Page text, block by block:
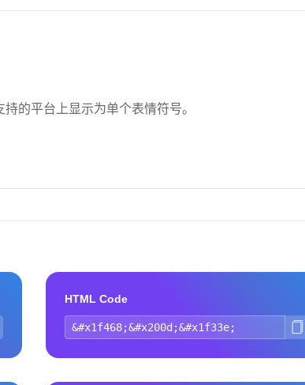
的平台上显示为单个表情符号。
HTML Code